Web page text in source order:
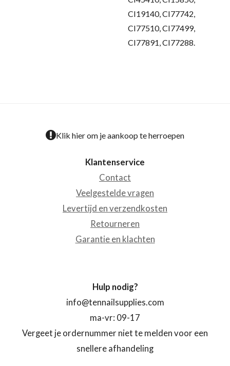
CI19140, CI77742,
CI77510, CI77499,
CI77891, CI77288.
Klik hier om je aankoop te herroepen
Klantenservice
Contact
Veelgestelde vragen
Levertijd en verzendkosten
Retourneren
Garantie en klachten
Hulp nodig?
info@tennailsupplies.com
ma-vr: 09-17
Vergeet je ordernummer niet te melden voor een
snellere afhandeling